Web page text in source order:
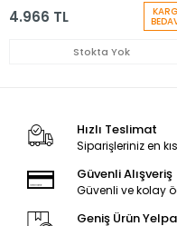
4.966 TL
Stokta Yok
Hızlı Teslimat
Siparişleriniz en
Güvenli Alışveriş
Güvenli ve kolay
Geniş Ürün